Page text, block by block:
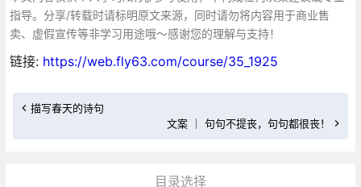
指导。分享/转载时请标明原文来源，同时请勿将内容用于商业售
卖、虚假宣传等非学习用途哦～感谢您的理解与支持！
链接: https://web.fly63.com/course/35_1925
描写春天的诗句
文案 ｜ 句句不提丧，句句都很丧！
目录选择